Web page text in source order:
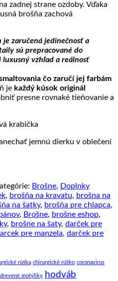
zadnej strane ozdoby. Vďaka
brošňa zachová
zaručená jedinečnosť a
sú prepracované do
luxusný vzhľad a reálnosť
čo zaručí jej farbám
je každý kúsok originál
presne rovnaké tieňovanie a
krabička
jemnú dierku v oblečení
Brošne, Doplnky
, brošňa na kravatu, brošna na
na šatky, brošňa pre chlapca,
, Brošne, brošne eshop,
, brošne na šaty, darček pre
pre manzela, darček pre
rúška chirurgické rúško coronavirus
drevené motýliky
hodváb